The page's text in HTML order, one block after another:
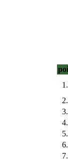
1.
2.
3.
4.
5.
6.
7.